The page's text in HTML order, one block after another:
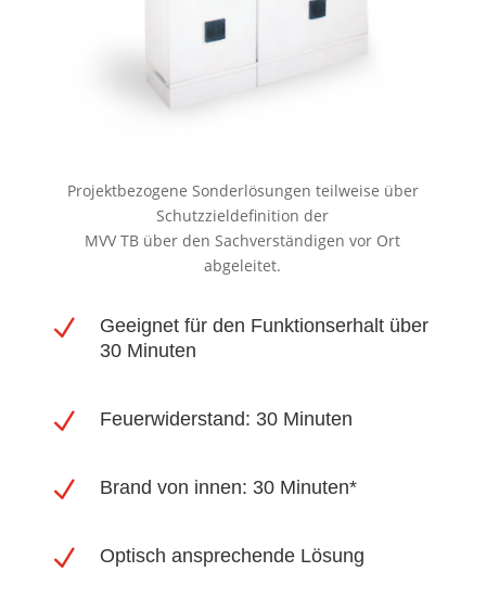
Projektbezogene Sonderlösungen teilweise über
Schutzzieldefinition der
MVV TB über den Sachverständigen vor Ort
abgeleitet.
N
Geeignet für den Funktionserhalt über
30 Minuten
N Feuerwiderstand: 30 Minuten
N Brand von innen: 30 Minuten*
N Optisch ansprechende Lösung